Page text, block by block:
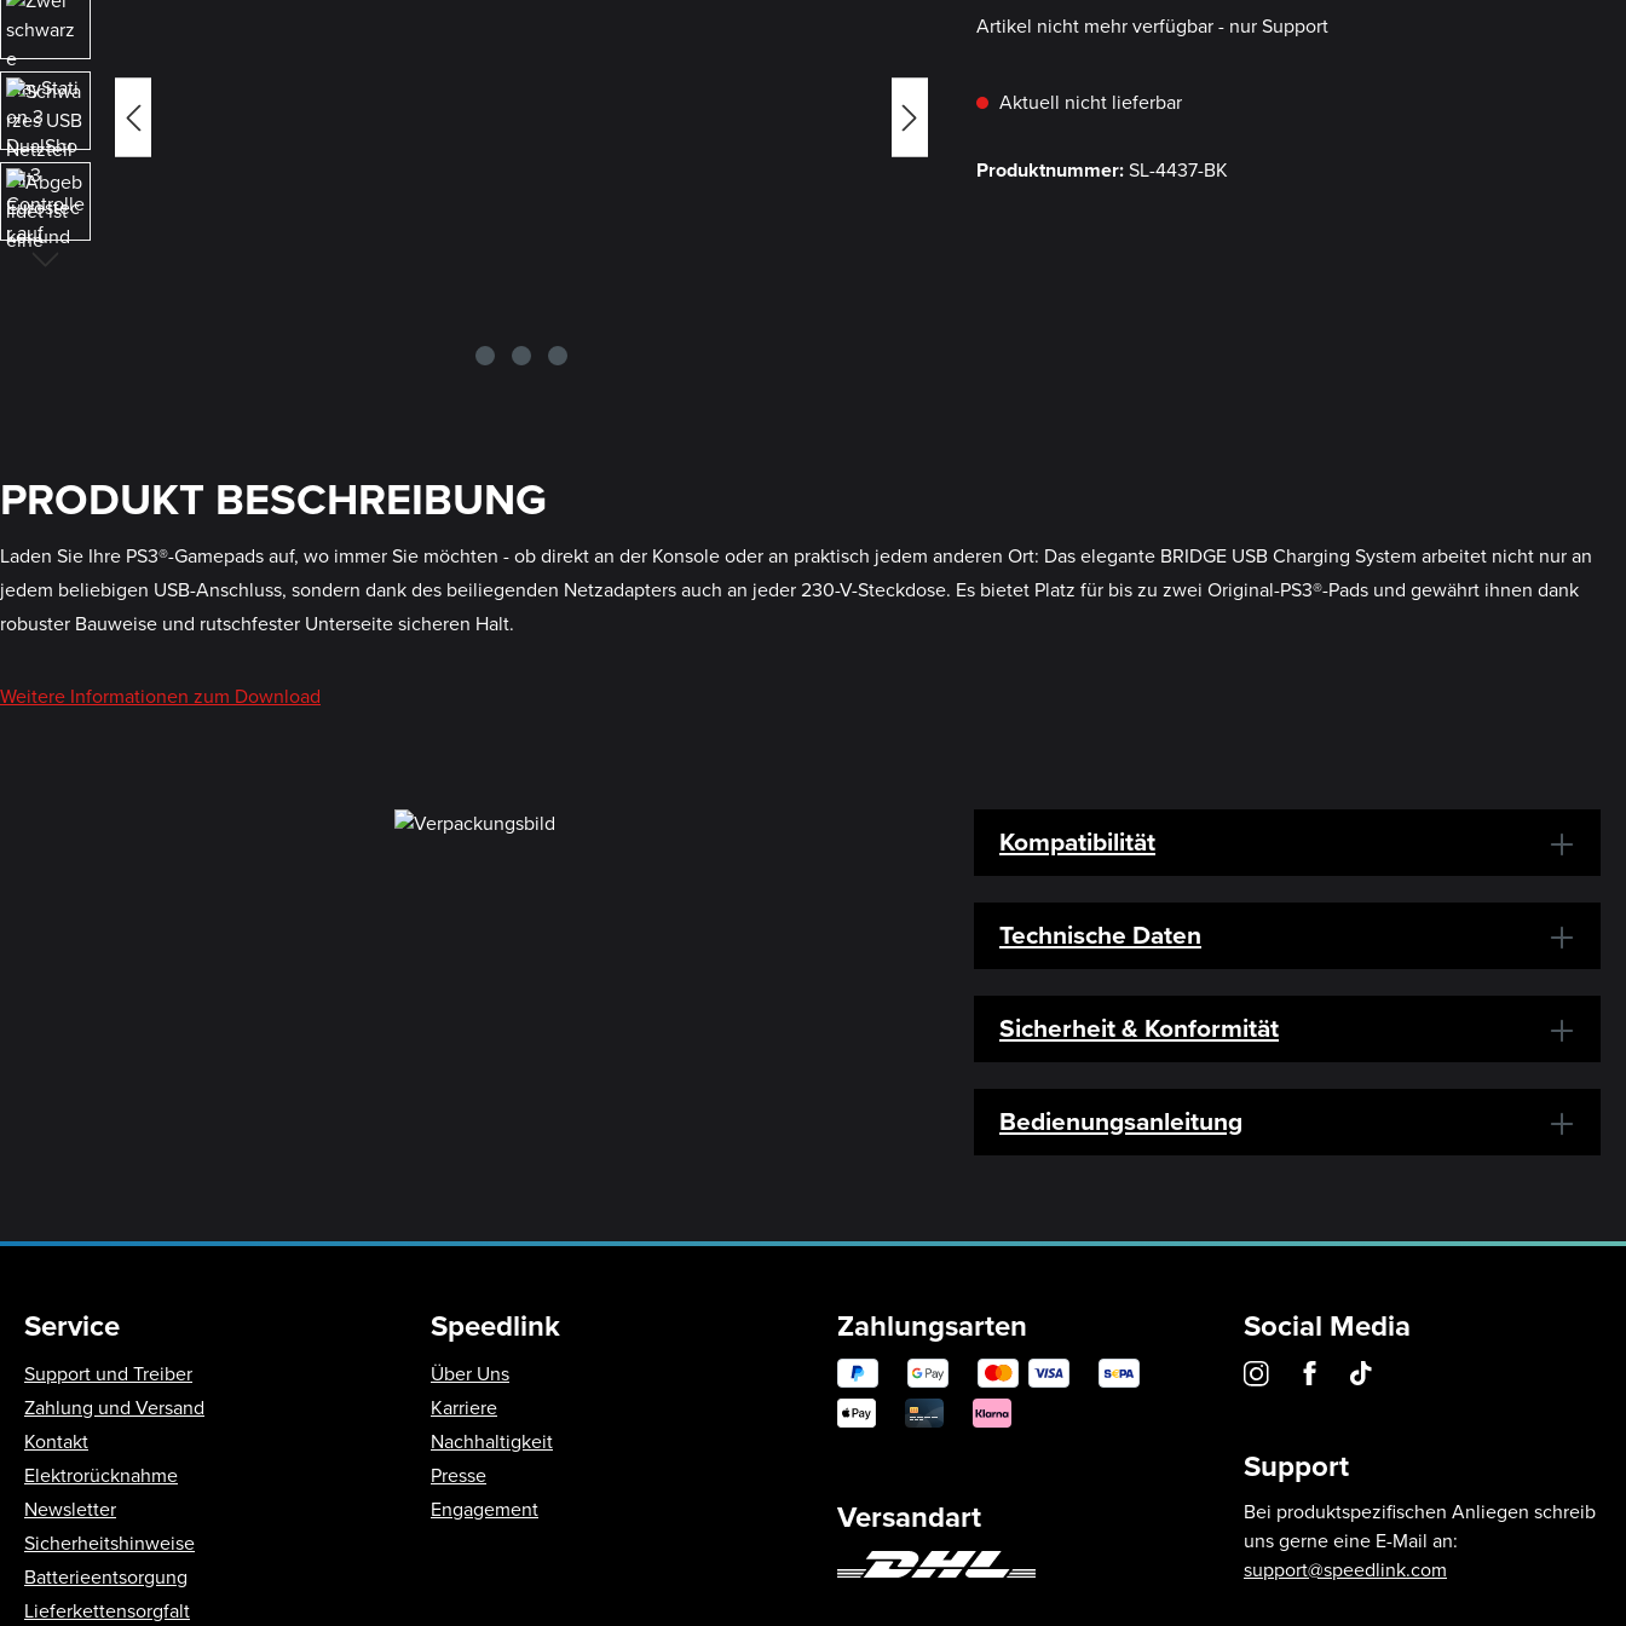
Artikel nicht mehr verfügbar - nur Support
Aktuell nicht lieferbar
Produktnummer:SL-4437-BK
PRODUKT BESCHREIBUNG
Laden Sie Ihre PS3®-Gamepads auf, wo immer Sie möchten - ob direkt an der Konsole oder an praktisch jedem anderen Ort: Das elegante BRIDGE USB Charging System arbeitet nicht nur an
jedem beliebigen USB-Anschluss, sondern dank des beiliegenden Netzadapters auch an jeder 230-V-Steckdose. Es bietet Platz für bis zu zwei Original-PS3®-Pads und gewährt ihnen dank
robuster Bauweise und rutschfester Unterseite sicheren Halt.
Weitere Informationen zum Download
Kompatibilität
Technische Daten
Sicherheit & Konformität
Bedienungsanleitung
Service
Support und Treiber
Zahlung und Versand
Kontakt
Elektrorücknahme
Newsletter
Sicherheitshinweise
Batterieentsorgung
Lieferkettensorgfalt
Speedlink
Über Uns
Karriere
Nachhaltigkeit
Presse
Engagement
Zahlungsarten
Versandart
Social Media
Support
Bei produktspezifischen Anliegen schreib
uns gerne eine E-Mail an:
support@speedlink.com